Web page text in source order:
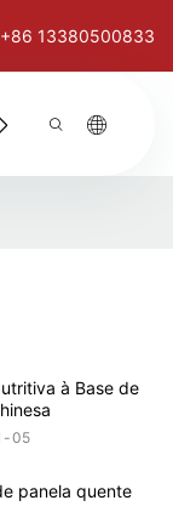
+86 13380500833
Conosco
à Base de
05
panela quente